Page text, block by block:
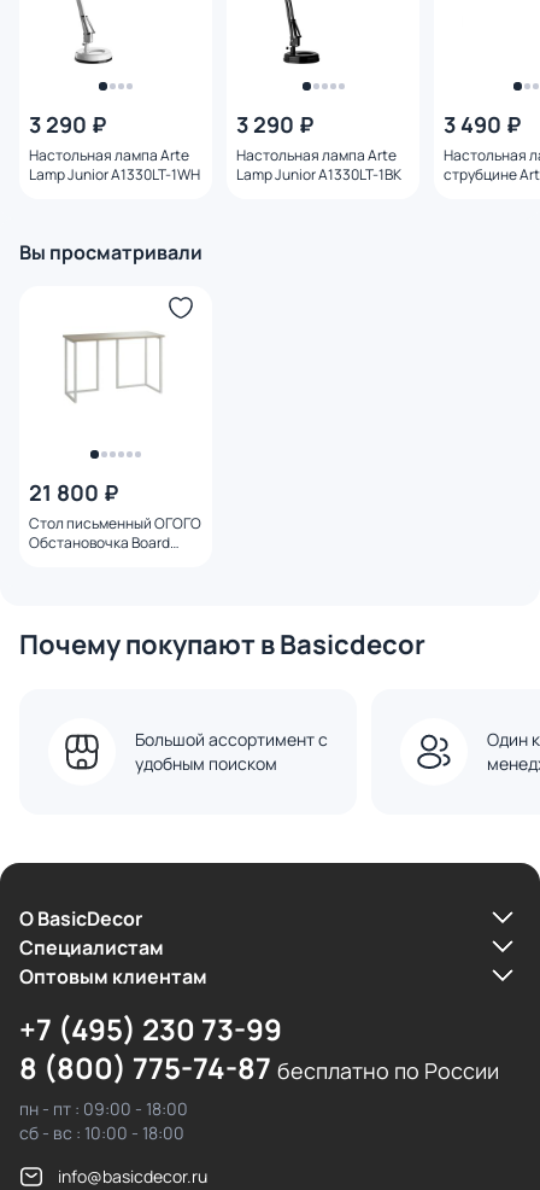
3 290 ₽
Настольная лампа Arte
Lamp Junior A1330LT-1WH
3 290 ₽
Настольная лампа Arte
Lamp Junior A1330LT-1BK
3 490 ₽
Настольная
струбцине
Вы просматривали
21 800 ₽
Стол письменный ОГОГО
Обстановочка Board
Почему покупают в Basicdecor
Большой ассортимент с
удобным поиском
Один
О BasicDecor
Cпециалистам
Оптовым клиентам
+7 (495) 230 73-99
8 (800) 775-74-87 бесплатно по России
пн - пт : 09:00 - 18:00
сб - вс : 10:00 - 18:00
info@basicdecor.ru